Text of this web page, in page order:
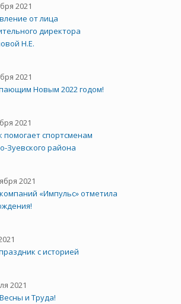
2021
от лица
директора
Н.Е.
2021
Новым 2022 годом!
2021
помогает спортсменам
Зуевского района
2021
«Импульс» отметила
с историей
2021
и Труда!